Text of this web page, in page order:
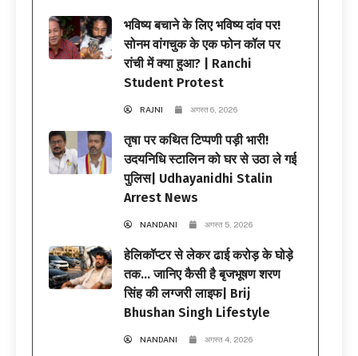
भविष्य बचाने के लिए भविष्य दांव पर!
सोनम वांगचुक के एक फोन कॉल पर
रांची में क्या हुआ? | Ranchi
Student Protest
RAJNI अगस्त 6, 2026
तृषा पर कथित टिप्पणी पड़ी भारी!
उदयनिधि स्टालिन को घर से उठा ले गई
पुलिस| Udhayanidhi Stalin
Arrest News
NANDANI अगस्त 5, 2026
हेलिकॉप्टर से लेकर ढाई करोड़ के घोड़े
तक… जानिए कैसी है बृजभूषण शरण
सिंह की लग्जरी लाइफ| Brij
Bhushan Singh Lifestyle
NANDANI अगस्त 4, 2026